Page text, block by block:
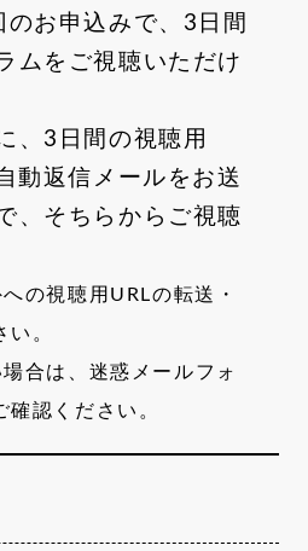
お申込みで、3日間
ムをご視聴いただけ
、3日間の視聴用
動返信メールをお送
、そちらからご視聴
の視聴用URLの転送・
。
合は、迷惑メールフォ
確認ください。